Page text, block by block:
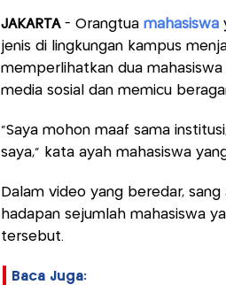
JAKARTA - Orangtua mahasiswa
jenis di lingkungan kampus
memperlihatkan dua
media sosial dan memicu
"Saya mohon maaf sama
saya," kata ayah mahasiswa
Dalam video yang beredar,
hadapan sejumlah mahasiswa
tersebut.
Baca Juga: